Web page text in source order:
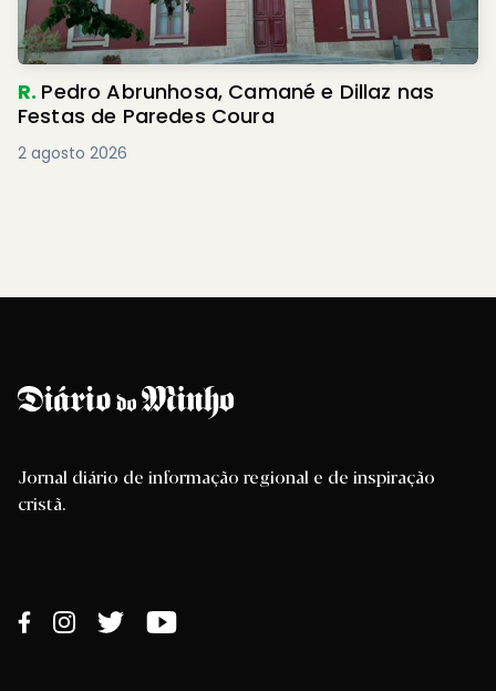
R. Pedro Abrunhosa, Camané e Dillaz nas
Festas de Paredes Coura
2 agosto 2026
Jornal diário de informação regional e de inspiração
cristã.